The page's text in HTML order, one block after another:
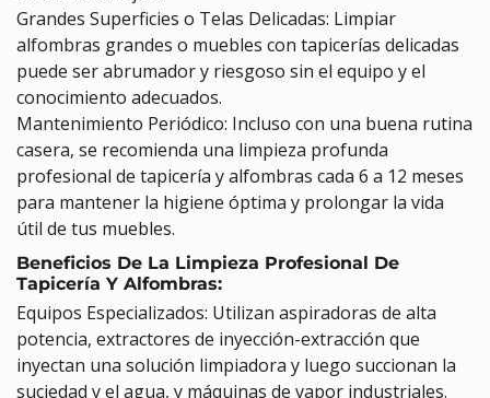
Grandes Superficies o Telas Delicadas: Limpiar
alfombras grandes o muebles con tapicerías delicadas
puede ser abrumador y riesgoso sin el equipo y el
conocimiento adecuados.
Mantenimiento Periódico: Incluso con una buena rutina
casera, se recomienda una limpieza profunda
profesional de tapicería y alfombras cada 6 a 12 meses
para mantener la higiene óptima y prolongar la vida
útil de tus muebles.
Beneficios De La Limpieza Profesional De
Tapicería Y Alfombras:
Equipos Especializados: Utilizan aspiradoras de alta
potencia, extractores de inyección-extracción que
inyectan una solución limpiadora y luego succionan la
suciedad y el agua, y máquinas de vapor industriales.